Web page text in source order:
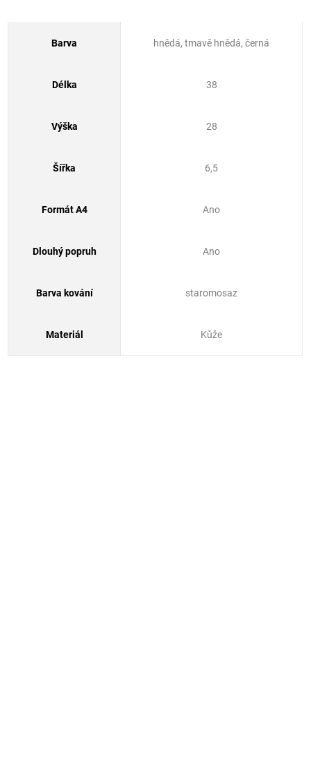
Barva hnědá, tmavě hnědá, černá
Délka 38
Výška 28
Šířka 6,5
Formát A4 Ano
Dlouhý popruh Ano
Barva kování staromosaz
Materiál Kůže